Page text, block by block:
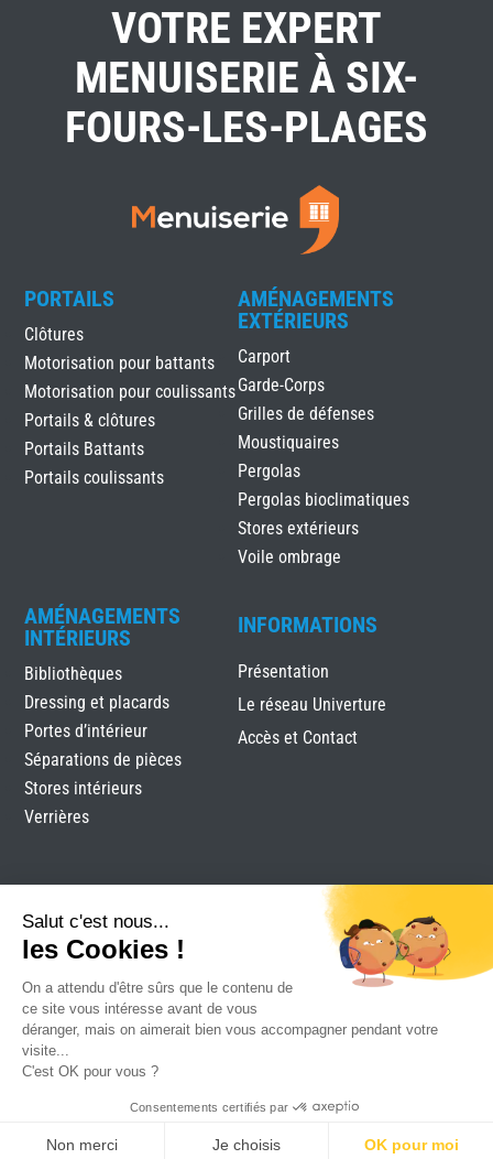
VOTRE EXPERT
MENUISERIE À SIX-
FOURS-LES-PLAGES
PORTAILS
Clôtures
Motorisation pour battants
Motorisation pour coulissants
Portails & clôtures
Portails Battants
Portails coulissants
AMÉNAGEMENTS
EXTÉRIEURS
Carport
Garde-Corps
Grilles de défenses
Moustiquaires
Pergolas
Pergolas bioclimatiques
Stores extérieurs
Voile ombrage
AMÉNAGEMENTS
INTÉRIEURS
Bibliothèques
Dressing et placards
Portes d’intérieur
Séparations de pièces
Stores intérieurs
Verrières
INFORMATIONS
Présentation
Le réseau Univerture
Accès et Contact
Tobati |Mentions légales|Plan du site
Attraptemps
Salut c'est nous...
les Cookies !
On a attendu d'être sûrs que le contenu de
ce site vous intéresse avant de vous
déranger, mais on aimerait bien vous accompagner pendant votre
visite...
C'est OK pour vous ?
Consentements certifiés par
Non merci Je choisis OK pour moi